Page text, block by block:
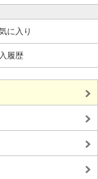
に入り
履歴